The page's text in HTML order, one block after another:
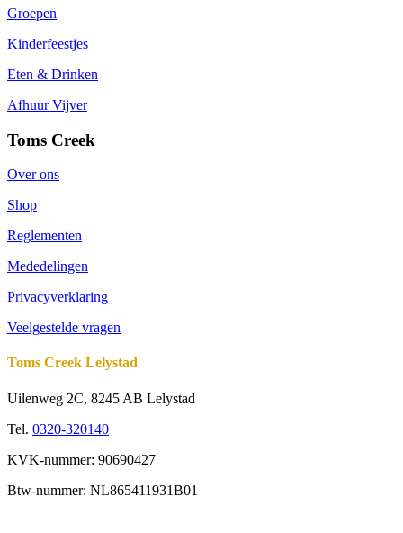
Groepen
Kinderfeestjes
Eten & Drinken
Afhuur Vijver
Toms Creek
Over ons
Shop
Reglementen
Mededelingen
Privacyverklaring
Veelgestelde vragen
Toms Creek Lelystad
Uilenweg 2C, 8245 AB Lelystad
Tel. 0320-320140
KVK-nummer: 90690427
Btw-nummer: NL865411931B01